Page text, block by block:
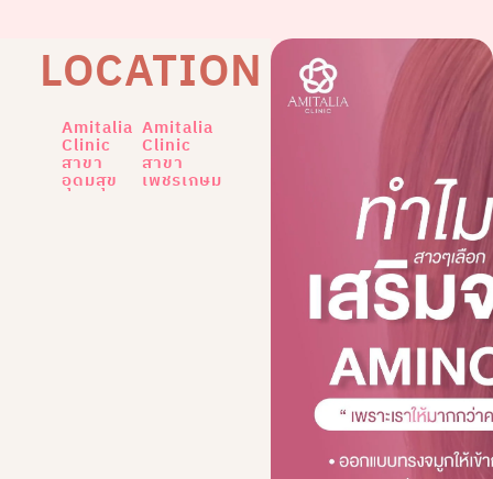
LOCATION
Amitalia
Clinic
สาขา
อุดมสุข
Amitalia
Clinic
สาขา
เพชรเกษม